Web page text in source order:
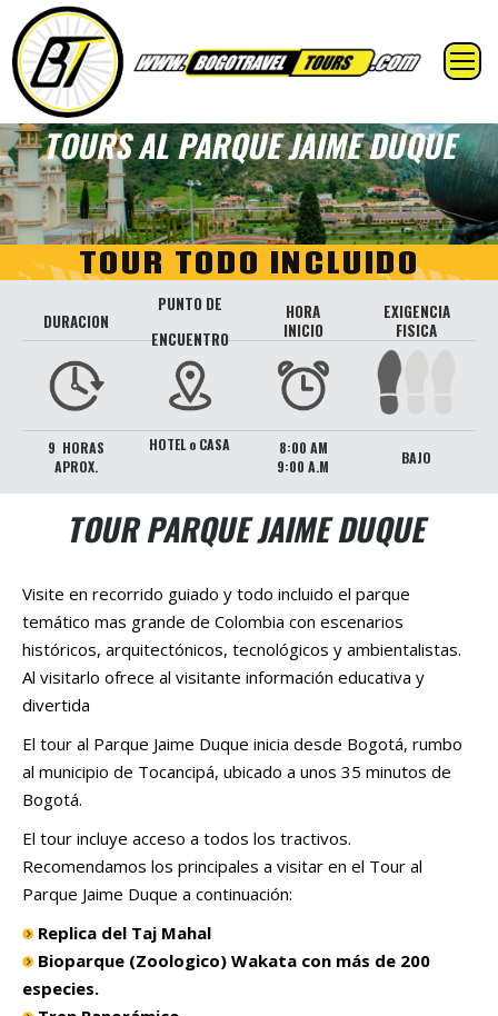
TOURS AL PARQUE JAIME DUQUE
TOUR TODO INCLUIDO
DURACION
PUNTO DE
ENCUENTRO
HORA
INICIO
EXIGENCIA
FISICA
9 HORAS
APROX.
HOTEL o CASA
8:00 AM
9:00 A.M
BAJO
TOUR PARQUE JAIME DUQUE
Visite en recorrido guiado y todo incluido el parque
temático mas grande de Colombia con escenarios
históricos, arquitectónicos, tecnológicos y ambientalistas.
Al visitarlo ofrece al visitante información educativa y
divertida
El tour al Parque Jaime Duque inicia desde Bogotá, rumbo
al municipio de Tocancipá, ubicado a unos 35 minutos de
Bogotá.
El tour incluye acceso a todos los tractivos.
Recomendamos los principales a visitar en el Tour al
Parque Jaime Duque a continuación:
Replica del Taj Mahal
Bioparque (Zoologico) Wakata con más de 200
especies.